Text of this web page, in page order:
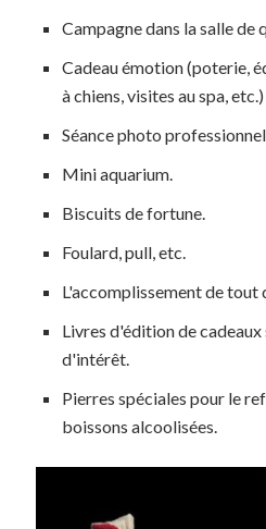
Campagne dans la salle de
Cadeau émotion (poterie,
à chiens, visites au spa, etc.)
Séance photo
Mini aquarium.
Biscuits de fortune.
Foulard, pull, etc.
L'accomplissement de tout
Livres d'édition de cadeaux
d'intérêt.
Pierres spéciales pour le
boissons alcoolisées.